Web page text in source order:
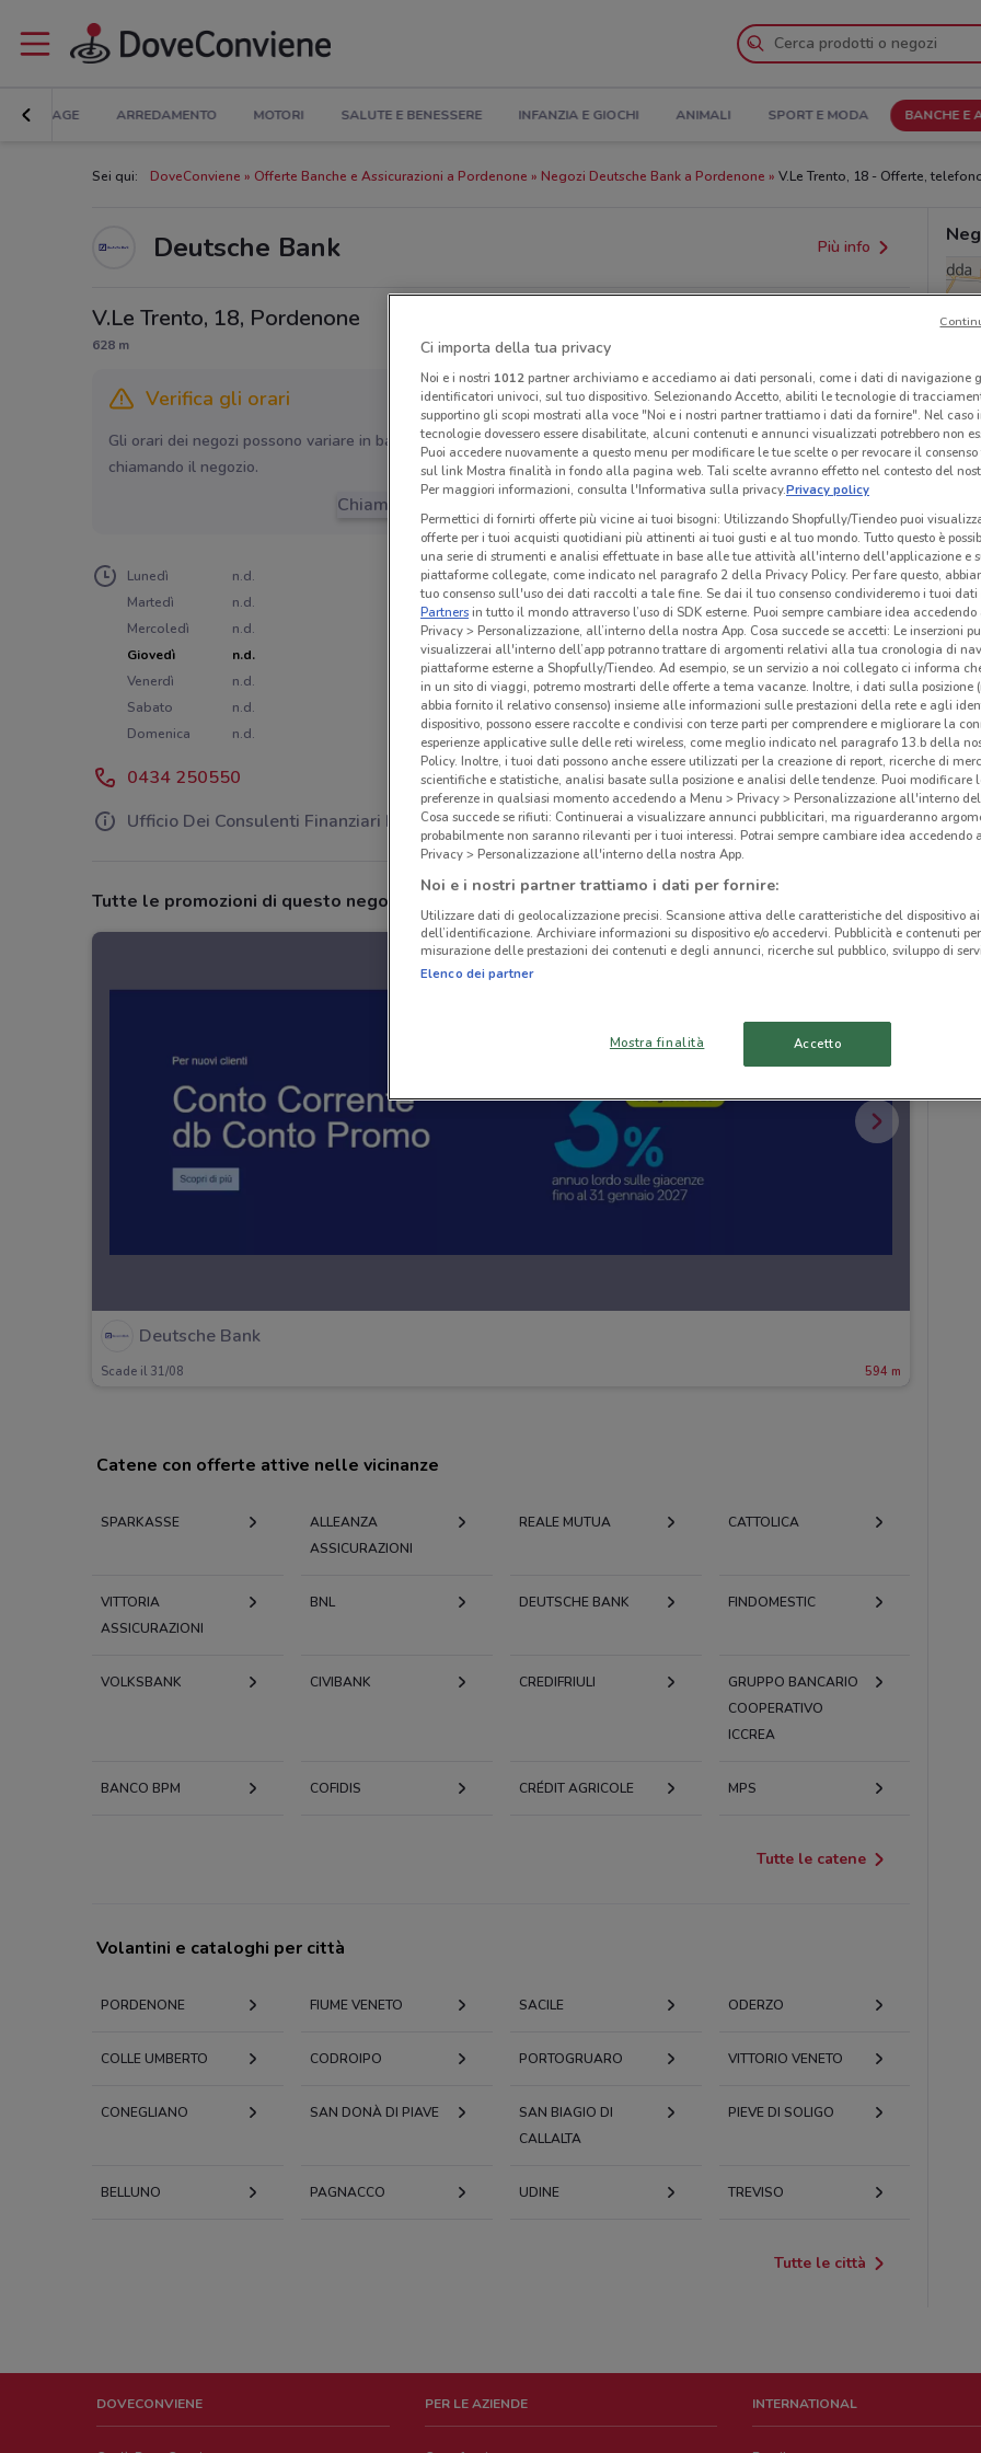
BRICOLAGE ARREDAMENTO MOTORI SALUTE E BENESSERE INFANZIA E GIOCHI ANIMALI SPORT E MODA BANCHE E
Sei qui: DoveConviene Offerte Banche e Assicurazioni a Pordenone Negozi Deutsche Bank a Pordenone V.Le Trento, 18 - Offerte,
Deutsche Bank Più info
V.Le Trento, 18, Pordenone
628 m
Verifica gli orari
Gli orari dei negozi possono variare in base agli ultimi provvedimenti regionali o nazionali. Verifica l’accuratezza
chiamando il negozio.
Chiama il negozio
Lunedì
n.d.
Martedì
n.d.
Mercoledì
n.d.
Giovedì
n.d.
Venerdì
n.d.
Sabato
n.d.
Domenica
n.d.
0434 250550
Ufficio Dei Consulenti Finanziari Di F&F
Tutte le promozioni di questo negozio
Deutsche Bank
Scade il 31/08 594 m
Catene con offerte attive nelle vicinanze
SPARKASSE
ALLEANZA
ASSICURAZIONI
REALE MUTUA CATTOLICA
VITTORIA
ASSICURAZIONI
BNL DEUTSCHE BANK FINDOMESTIC
VOLKSBANK CIVIBANK CREDIFRIULI
GRUPPO BANCARIO
COOPERATIVO
ICCREA
BANCO BPM COFIDIS CRÉDIT AGRICOLE MPS
Tutte le catene
Volantini e cataloghi per città
PORDENONE FIUME VENETO SACILE ODERZO
COLLE UMBERTO CODROIPO PORTOGRUARO VITTORIO VENETO
CONEGLIANO SAN DONÀ DI PIAVE
SAN BIAGIO DI
CALLALTA
PIEVE DI SOLIGO
BELLUNO PAGNACCO UDINE TREVISO
Tutte le città
DOVECONVIENE PER LE AZIENDE INTERNATIONAL
Ci importa della tua privacy
Noi e i nostri 1012partner archiviamo e accediamo ai dati personali, come i dati di navigazione
identificatori univoci, sul tuo dispositivo. Selezionando Accetto, abiliti le tecnologie di
supportino gli scopi mostrati alla voce "Noi e i nostri partner trattiamo i dati da fornire". Nel caso
tecnologie dovessero essere disabilitate, alcuni contenuti e annunci visualizzati potrebbero non
Puoi accedere nuovamente a questo menu per modificare le tue scelte o per revocare il
sul link Mostra finalità in fondo alla pagina web. Tali scelte avranno effetto nel contesto del
Per maggiori informazioni, consulta l'Informativa sulla privacy.Privacy policy
Permettici di fornirti offerte più vicine ai tuoi bisogni: Utilizzando Shopfully/Tiendeo puoi
offerte per i tuoi acquisti quotidiani più attinenti ai tuoi gusti e al tuo mondo. Tutto questo è
una serie di strumenti e analisi effettuate in base alle tue attività all'interno dell'applicazione e
piattaforme collegate, come indicato nel paragrafo 2 della Privacy Policy. Per fare questo,
tuo consenso sull'uso dei dati raccolti a tale fine. Se dai il tuo consenso condivideremo i tuoi dati
Partnersin tutto il mondo attraverso l’uso di SDK esterne. Puoi sempre cambiare idea accedendo
Privacy > Personalizzazione, all’interno della nostra App. Cosa succede se accetti: Le inserzioni
visualizzerai all'interno dell’app potranno trattare di argomenti relativi alla tua cronologia di
piattaforme esterne a Shopfully/Tiendeo. Ad esempio, se un servizio a noi collegato ci informa
in un sito di viaggi, potremo mostrarti delle offerte a tema vacanze. Inoltre, i dati sulla posizione
abbia fornito il relativo consenso) insieme alle informazioni sulle prestazioni della rete e agli
dispositivo, possono essere raccolte e condivisi con terze parti per comprendere e migliorare la
esperienze applicative sulle delle reti wireless, come meglio indicato nel paragrafo 13.b della
Policy. Inoltre, i tuoi dati possono anche essere utilizzati per la creazione di report, ricerche di
scientifiche e statistiche, analisi basate sulla posizione e analisi delle tendenze. Puoi modificare
preferenze in qualsiasi momento accedendo a Menu > Privacy > Personalizzazione all'interno
Cosa succede se rifiuti: Continuerai a visualizzare annunci pubblicitari, ma riguarderanno
probabilmente non saranno rilevanti per i tuoi interessi. Potrai sempre cambiare idea accedendo
Privacy > Personalizzazione all'interno della nostra App.
Noi e i nostri partner trattiamo i dati per fornire:
Utilizzare dati di geolocalizzazione precisi. Scansione attiva delle caratteristiche del dispositivo
dell’identificazione. Archiviare informazioni su dispositivo e/o accedervi. Pubblicità e contenuti
misurazione delle prestazioni dei contenuti e degli annunci, ricerche sul pubblico, sviluppo di
Elenco dei partner
Mostra finalità Accetto